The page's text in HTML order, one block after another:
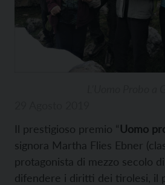
Il prestigioso premio “Uomo
signora Martha Flies Ebner
protagonista di mezzo secolo
difendere i diritti dei tirolesi, il